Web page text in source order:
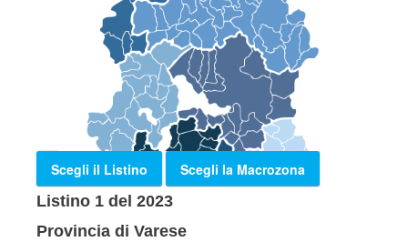
Scegli il Listino
Scegli la Macrozona
Listino 1 del 2023
Provincia di Varese